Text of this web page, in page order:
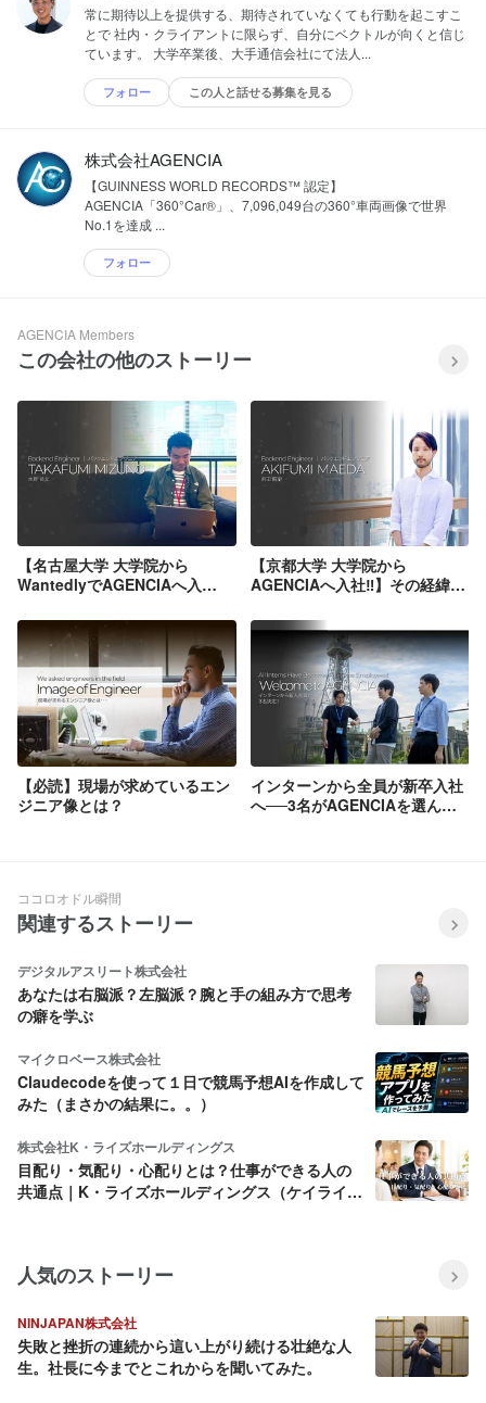
常に期待以上を提供する、期待されていなくても行動を起こすこ
とで 社内・クライアントに限らず、自分にベクトルが向くと信じ
ています。 大学卒業後、大手通信会社にて法人...
フォロー この人と話せる募集を見る
株式会社AGENCIA
【GUINNESS WORLD RECORDS™ 認定】
AGENCIA「360°Car®」、7,096,049台の360°車両画像で世界
No.1を達成 ...
フォロー
AGENCIA Members
この会社の他のストーリー
【名古屋大学 大学院から
WantedlyでAGENCIAへ入
【京都大学 大学院から
AGENCIAへ入社‼】その経緯と
【必読】現場が求めているエン
ジニア像とは？
インターンから全員が新卒入社
へ──3名がAGENCIAを選んだ
ココロオドル瞬間
関連するストーリー
デジタルアスリート株式会社
あなたは右脳派？左脳派？腕と手の組み方で思考
の癖を学ぶ
マイクロベース株式会社
Claudecodeを使って１日で競馬予想AIを作成して
みた（まさかの結果に。。）
株式会社K・ライズホールディングス
目配り・気配り・心配りとは？仕事ができる人の
共通点｜K・ライズホールディングス（ケイライ
人気のストーリー
NINJAPAN株式会社
失敗と挫折の連続から這い上がり続ける壮絶な人
生。社長に今までとこれからを聞いてみた。